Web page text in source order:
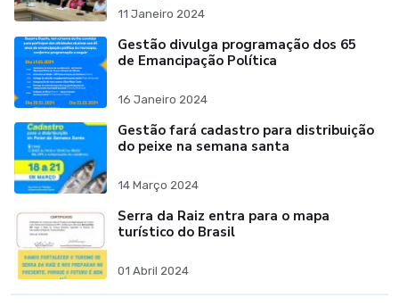
11 Janeiro 2024
Gestão divulga programação dos 65
de Emancipação Política
16 Janeiro 2024
Gestão fará cadastro para distribuição
do peixe na semana santa
14 Março 2024
Serra da Raiz entra para o mapa
turístico do Brasil
01 Abril 2024